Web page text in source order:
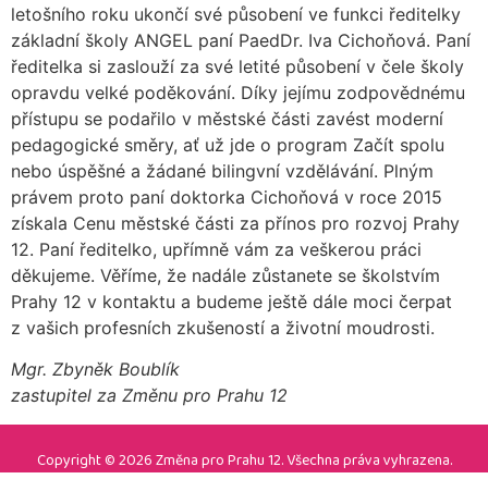
letošního roku ukončí své působení ve funkci ředitelky
základní školy ANGEL paní PaedDr. Iva Cichoňová. Paní
ředitelka si zaslouží za své letité působení v čele školy
opravdu velké poděkování. Díky jejímu zodpovědnému
přístupu se podařilo v městské části zavést moderní
pedagogické směry, ať už jde o program Začít spolu
nebo úspěšné a žádané bilingvní vzdělávání. Plným
právem proto paní doktorka Cichoňová v roce 2015
získala Cenu městské části za přínos pro rozvoj Prahy
12. Paní ředitelko, upřímně vám za veškerou práci
děkujeme. Věříme, že nadále zůstanete se školstvím
Prahy 12 v kontaktu a budeme ještě dále moci čerpat
z vašich profesních zkušeností a životní moudrosti.
Mgr. Zbyněk Boublík
zastupitel za Změnu pro Prahu 12
Copyright © 2026 Změna pro Prahu 12. Všechna práva vyhrazena.